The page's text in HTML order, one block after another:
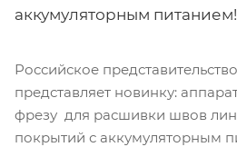
аккумуляторным питанием!
Российское
представляет новинку:
фрезу для расшивки швов
покрытий с аккумуляторным